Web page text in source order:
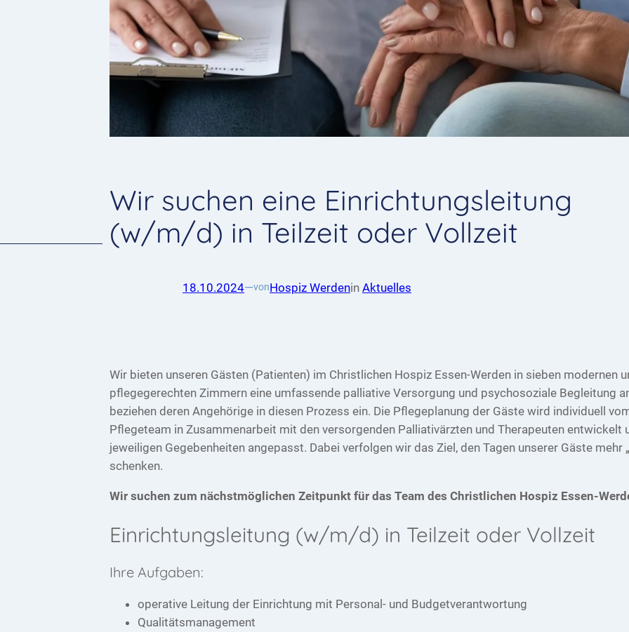
Wir suchen eine Einrichtungsleitung
(w/m/d) in Teilzeit oder Vollzeit
18.10.2024—vonHospiz Werdenin Aktuelles
Wir bieten unseren Gästen (Patienten) im Christlichen Hospiz Essen-Werden in sieben modernen
pflegegerechten Zimmern eine umfassende palliative Versorgung und psychosoziale Begleitung
beziehen deren Angehörige in diesen Prozess ein. Die Pflegeplanung der Gäste wird individuell
Pflegeteam in Zusammenarbeit mit den versorgenden Palliativärzten und Therapeuten entwickelt
jeweiligen Gegebenheiten angepasst. Dabei verfolgen wir das Ziel, den Tagen unserer Gäste mehr
schenken.
Wir suchen zum nächstmöglichen Zeitpunkt für das Team des Christlichen Hospiz Essen-
Einrichtungsleitung (w/m/d) in Teilzeit oder Vollzeit
Ihre Aufgaben:
operative Leitung der Einrichtung mit Personal- und Budgetverantwortung
Qualitätsmanagement